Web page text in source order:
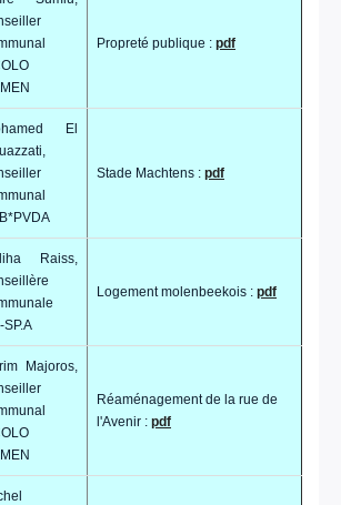
Propreté publique : pdf
El
Stade Machtens : pdf
Raiss,
SP.A
Logement molenbeekois : pdf
Majoros,
Réaménagement de la rue de
l'Avenir : pdf